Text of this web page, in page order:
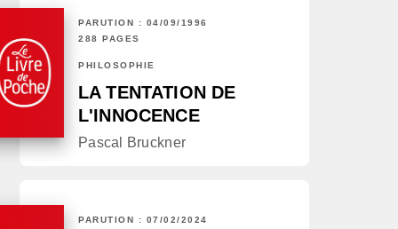
PARUTION : 04/09/1996
288 PAGES
PHILOSOPHIE
LA TENTATION DE
L'INNOCENCE
Pascal Bruckner
PARUTION : 07/02/2024